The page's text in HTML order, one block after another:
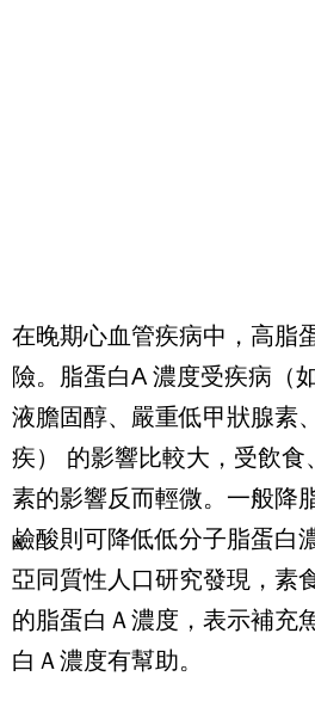
在晚期心血管疾病中，高脂
險。脂蛋白A 濃度受疾病（
液膽固醇、嚴重低甲狀腺素
疾）
的影響比較大，受飲食
素的影響反而輕微。一般降
鹼酸則可降低低分子脂蛋白
亞同質性人口研究發現，素
的脂蛋白Ａ濃度，表示補充
白Ａ濃度有幫助。